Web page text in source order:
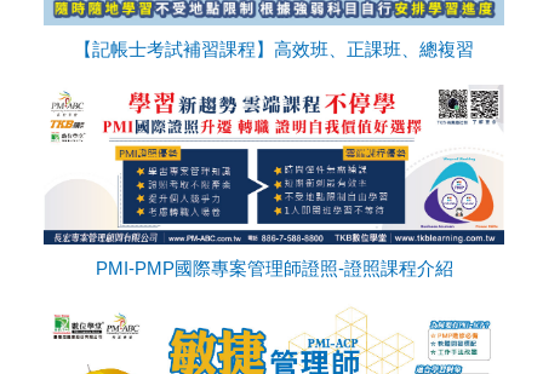
【記帳士考試補習課程】高效班、正課班、總複習
PMI-PMP國際專案管理師證照-證照課程介紹